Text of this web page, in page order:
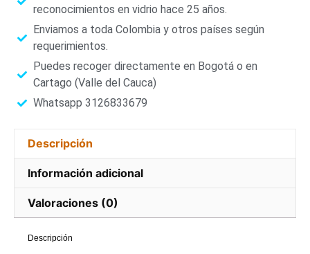
reconocimientos en vidrio hace 25 años.
Enviamos a toda Colombia y otros países según
requerimientos.
Puedes recoger directamente en Bogotá o en
Cartago (Valle del Cauca)
Whatsapp 3126833679
Descripción
Información adicional
Valoraciones (0)
Descripción